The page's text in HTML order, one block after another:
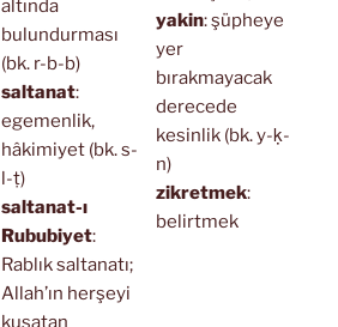
altında
bulundurması
(bk. r-b-b)
saltanat:
egemenlik,
hâkimiyet (bk. s-
l-ṭ)
saltanat-ı
Rububiyet:
Rablık saltanatı;
Allah’ın herşeyi
kuşatan
yakin: şüpheye
yer
bırakmayacak
derecede
kesinlik (bk. y-ḳ-
n)
zikretmek:
belirtmek